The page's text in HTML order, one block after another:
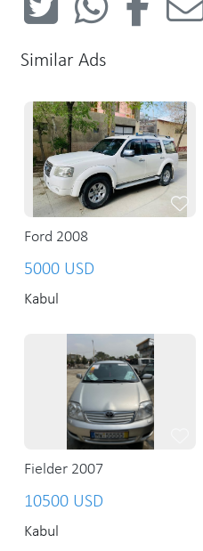
Similar Ads
Ford 2008
5000 USD
Kabul
Fielder 2007
10500 USD
Kabul